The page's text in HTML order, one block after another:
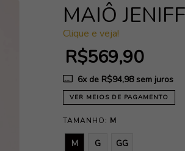
MAIÔ
Clique e veja!
R$569,90
6x de R$94,98sem juros
VER MEIOS DE PAGAMENTO
TAMANHO: M
M G GG